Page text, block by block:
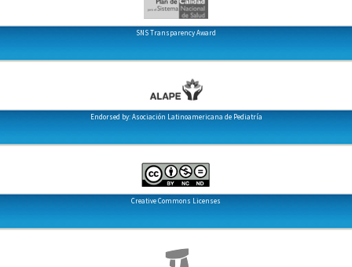
SNS Transparency Award
Endorsed by: Asociación Latinoamericana de Pediatría
Creative Commons Licenses